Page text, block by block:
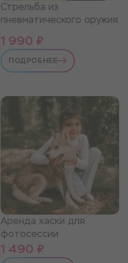
Стрельба из
пневматического оружия
1 990 ₽
ПОДРОБНЕЕ
Аренда хаски для
фотосессии
1 490 ₽